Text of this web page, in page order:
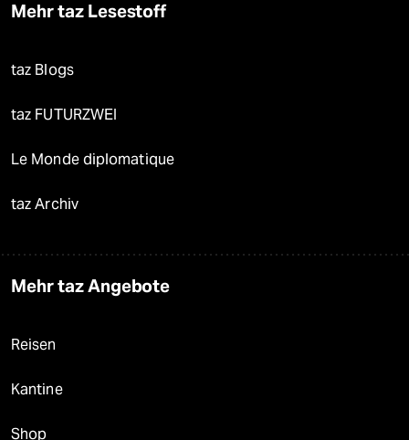
Mehr taz Lesestoff
taz Blogs
taz FUTURZWEI
Le Monde diplomatique
taz Archiv
Mehr taz Angebote
Reisen
Kantine
Shop